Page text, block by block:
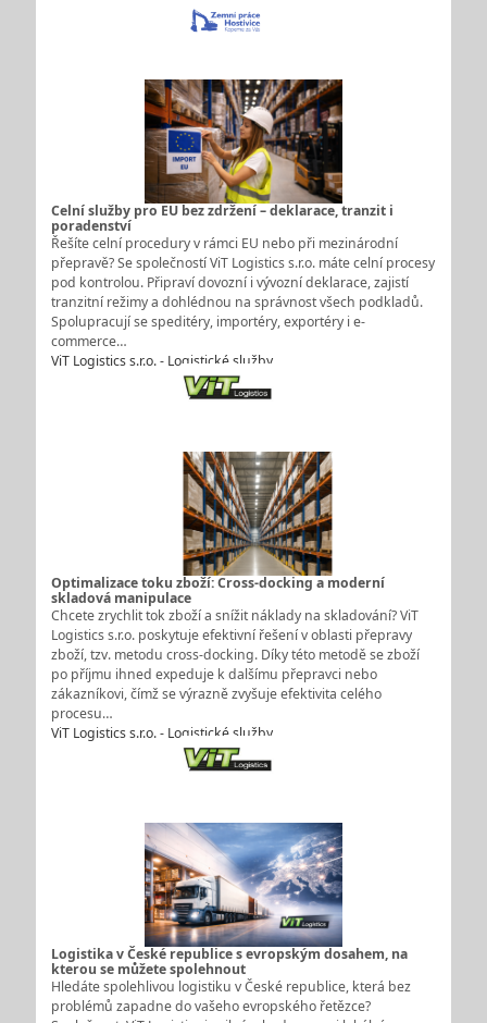
Celní služby pro EU bez zdržení – deklarace, tranzit i
poradenství
Řešíte celní procedury v rámci EU nebo při mezinárodní
přepravě? Se společností ViT Logistics s.r.o. máte celní procesy
pod kontrolou. Připraví dovozní i vývozní deklarace, zajistí
tranzitní režimy a dohlédnou na správnost všech podkladů.
Spolupracují se speditéry, importéry, exportéry i e-
commerce…
ViT Logistics s.r.o. - Logistické služby
Optimalizace toku zboží: Cross-docking a moderní
skladová manipulace
Chcete zrychlit tok zboží a snížit náklady na skladování? ViT
Logistics s.r.o. poskytuje efektivní řešení v oblasti přepravy
zboží, tzv. metodu cross-docking. Díky této metodě se zboží
po příjmu ihned expeduje k dalšímu přepravci nebo
zákazníkovi, čímž se výrazně zvyšuje efektivita celého
procesu…
ViT Logistics s.r.o. - Logistické služby
Logistika v České republice s evropským dosahem, na
kterou se můžete spolehnout
Hledáte spolehlivou logistiku v České republice, která bez
problémů zapadne do vašeho evropského řetězce?